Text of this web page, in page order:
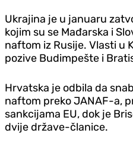
Ukrajina je u januaru
kojim su se Mađarska i
naftom iz Rusije. Vlasti u
pozive Budimpešte i
Hrvatska je odbila da
naftom preko JANAF-a,
sankcijama EU, dok je
dvije države-članice.